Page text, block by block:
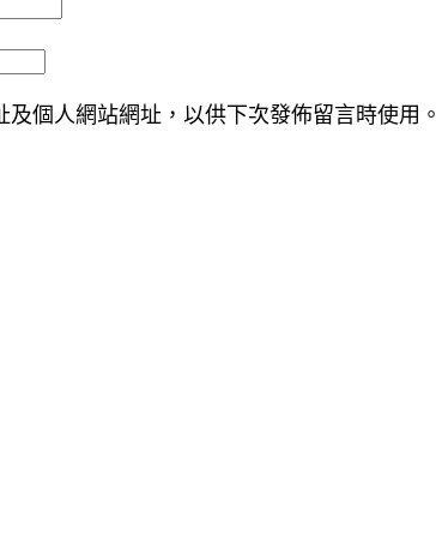
個人網站網址，以供下次發佈留言時使用。